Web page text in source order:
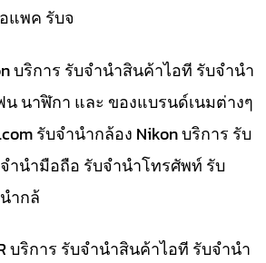
แพค รับจ
บริการ รับจำนำสินค้าไอที รับจำนำ
นาฬิกา และ ของแบรนด์เนมต่างๆ
รับจำนำกล้อง Nikon บริการ รับ
ำนำมือถือ รับจำนำโทรศัพท์ รับ
ำกล้
บริการ รับจำนำสินค้าไอที รับจำนำ